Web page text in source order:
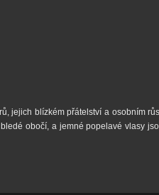
jejich blízkém přátelství a osobním
obočí, a jemné popelavé vlasy